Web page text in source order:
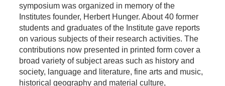
symposium was organized in memory of the
Institutes founder, Herbert Hunger. About 40 former
students and graduates of the Institute gave reports
on various subjects of their research activities. The
contributions now presented in printed form cover a
broad variety of subject areas such as history and
society, language and literature, fine arts and music,
historical geography and material culture,